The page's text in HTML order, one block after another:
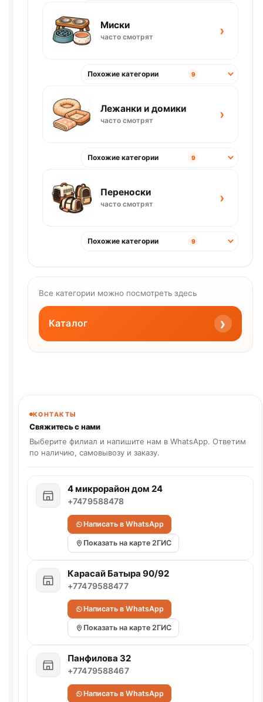
Миски
часто смотрят ›
Похожие категории 9
Лежанки и домики
часто смотрят ›
Похожие категории 9
Переноски
часто смотрят ›
Похожие категории 9
Все категории можно посмотреть здесь
Каталог ›
КОНТАКТЫ
Свяжитесь с нами
Выберите филиал и напишите нам в WhatsApp. Ответим
по наличию, самовывозу и заказу.
4 микрорайон дом 24
+7479588478
Написать в WhatsApp
Показать на карте 2ГИС
Карасай Батыра 90/92
+77479588477
Написать в WhatsApp
Показать на карте 2ГИС
Панфилова 32
+77479588467
Написать в WhatsApp